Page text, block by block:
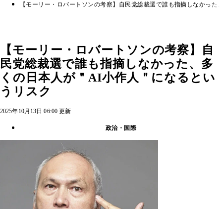
【モーリー・ロバートソンの考察】自民党総裁選で誰も指摘しなかっ
【モーリー・ロバートソンの考察】自
民党総裁選で誰も指摘しなかった、多
くの日本人が＂AI小作人＂になるとい
うリスク
2025年10月13日 06:00 更新
政治・国際